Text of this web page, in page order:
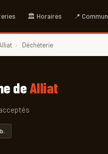
🏛 Horaires 📍
› Déchèterie
deAlliat